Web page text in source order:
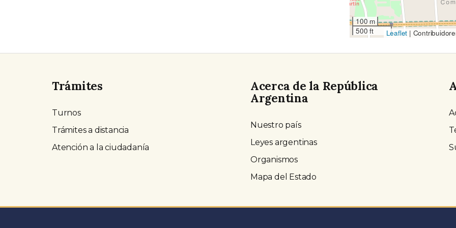
100 m
500 ft
Leaflet |
Trámites
Turnos
Trámites a distancia
Atención a la ciudadanía
Acerca de la República
Argentina
Nuestro país
Leyes argentinas
Organismos
Mapa del Estado